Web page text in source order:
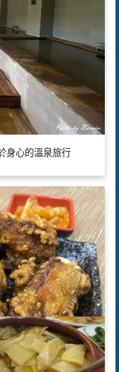
身心的溫泉旅行